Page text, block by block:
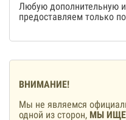
Любую дополнительную
предоставляем только
ВНИМАНИЕ!
Мы не являемся
одной из сторон, МЫ